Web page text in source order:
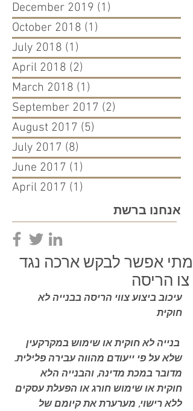
אנחנו ברשת
מתי אפשר לבקש ארכה נגד
צו הריסה
עיכוב ביצוע צווי הריסה בבנייה לא
חוקית
בנייה לא חוקית או שימוש במקרקעין
שלא על פי ייעודם מהווה עבירה פלילית.
מדובר במכת מדינה, והבנייה הלא
חוקית או שימוש חורג או הפעלת עסקים
ללא רישוי, מערערת את קיומם של
December 2019 (1)
October 2018 (1)
July 2018 (1)
April 2018 (2)
March 2018 (1)
September 2017 (2)
August 2017 (5)
July 2017 (8)
June 2017 (1)
April 2017 (1)